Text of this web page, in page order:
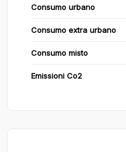
Consumo urbano
Consumo extra urbano
Consumo misto
Emissioni Co2